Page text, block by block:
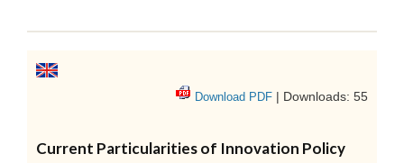
Download PDF | Downloads: 55
Current Particularities of Innovation Policy